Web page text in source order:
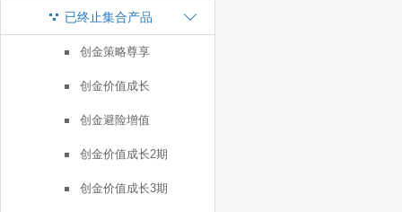
止)
已终止集合产品
创金策略尊享
创金价值成长
创金避险增值
创金价值成长2期
创金价值成长3期